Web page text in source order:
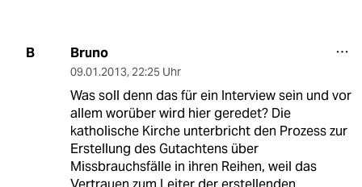
B Bruno
09.01.2013, 22:25 Uhr
Was soll denn das für ein Interview sein und vor
allem worüber wird hier geredet? Die
katholische Kirche unterbricht den Prozess zur
Erstellung des Gutachtens über
Missbrauchsfälle in ihren Reihen, weil das